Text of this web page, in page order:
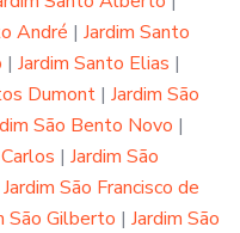
André | Jardim Santo
| Jardim Santo Elias |
Dumont | Jardim São
São Bento Novo |
| Jardim São
Jardim São Francisco de
São Gilberto | Jardim São